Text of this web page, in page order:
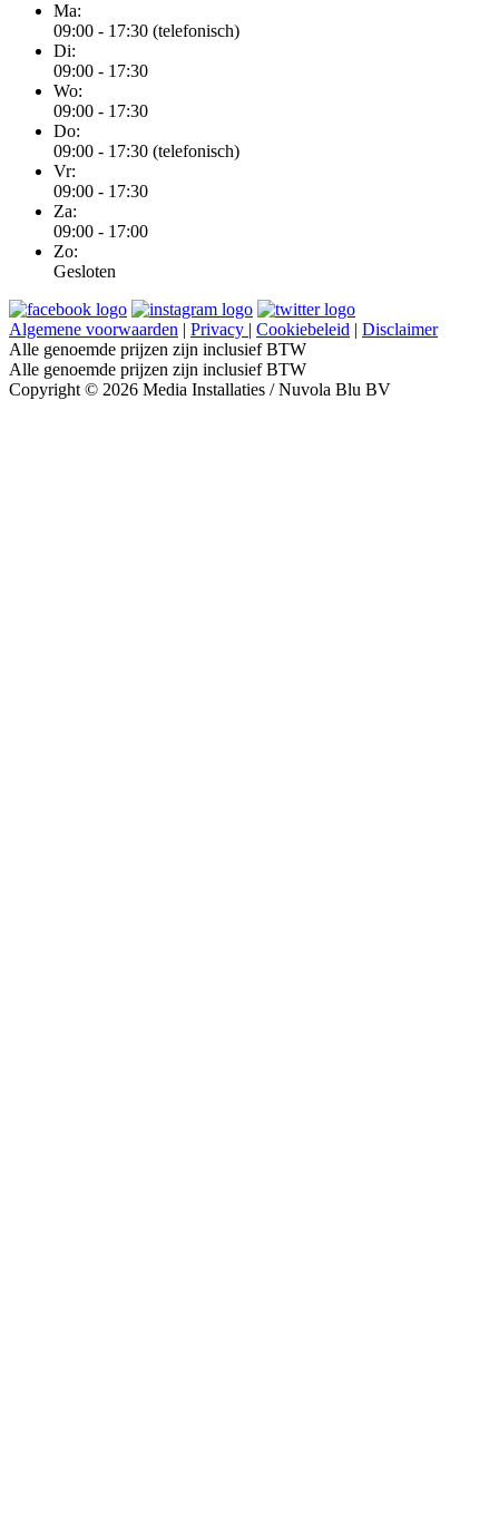
Ma:
09:00 - 17:30 (telefonisch)
Di:
09:00 - 17:30
Wo:
09:00 - 17:30
Do:
09:00 - 17:30 (telefonisch)
Vr:
09:00 - 17:30
Za:
09:00 - 17:00
Zo:
Gesloten
Algemene voorwaarden | Privacy | Cookiebeleid | Disclaimer
Alle genoemde prijzen zijn inclusief BTW
Alle genoemde prijzen zijn inclusief BTW
Copyright © 2026 Media Installaties / Nuvola Blu BV